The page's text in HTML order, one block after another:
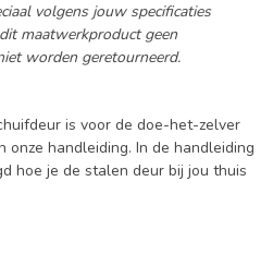
volgens jouw specificaties
maatwerkproduct geen
worden geretourneerd.
is voor de doe-het-zelver
onze handleiding. In de handleiding
hoe je de stalen deur bij jou thuis